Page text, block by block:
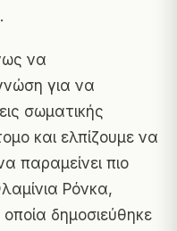
να
για να
σωματικής
και ελπίζουμε να
παραμείνει πιο
Ρόνκα,
δημοσιεύθηκε